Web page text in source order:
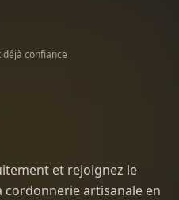
confiance
et rejoignez le
cordonnerie artisanale en